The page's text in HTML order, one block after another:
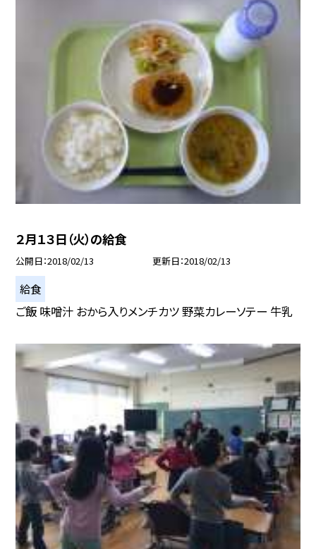
２月１３日（火）の給食
公開日 2018/02/13 更新日 2018/02/13
給食
ご飯 味噌汁 おから入りメンチカツ 野菜カレーソテー 牛乳